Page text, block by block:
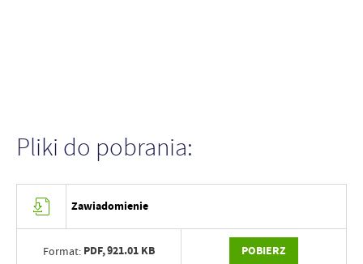
Pliki do pobrania:
Zawiadomienie
Format: PDF,921.01 KB POBIERZ